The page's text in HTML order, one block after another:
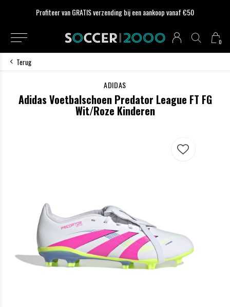
0
Profiteer van GRATIS verzending bij een aankoop vanaf €50
Terug
ADIDAS
Adidas Voetbalschoen Predator League FT FG
Wit/Roze Kinderen